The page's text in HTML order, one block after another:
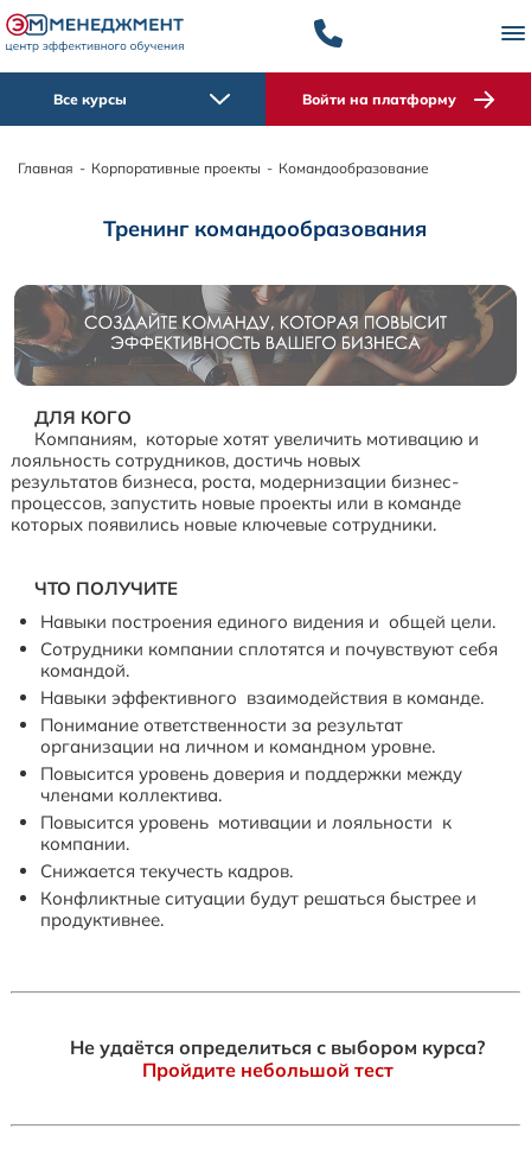
Все курсы Войти на платформу
Главная - Корпоративные проекты - Командообразование
Тренинг командообразования
ДЛЯ КОГО
Компаниям, которые хотят увеличить мотивацию и
лояльность сотрудников, достичь новых
результатов бизнеса, роста, модернизации бизнес-
процессов, запустить новые проекты или в команде
которых появились новые ключевые сотрудники.
ЧТО ПОЛУЧИТЕ
Навыки построения единого видения и общей цели.
Сотрудники компании сплотятся и почувствуют себя
командой.
Навыки эффективного взаимодействия в команде.
Понимание ответственности за результат
организации на личном и командном уровне.
Повысится уровень доверия и поддержки между
членами коллектива.
Повысится уровень мотивации и лояльности к
компании.
Снижается текучесть кадров.
Конфликтные ситуации будут решаться быстрее и
продуктивнее.
Не удаётся определиться с выбором курса?
Пройдите небольшой тест